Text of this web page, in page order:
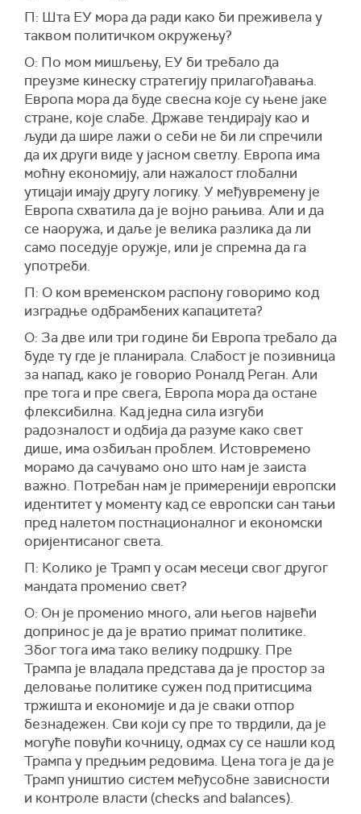
П: Шта ЕУ мора да ради како би преживела у
таквом политичком окружењу?
О: По мом мишљењу, ЕУ би требало да
преузме кинеску стратегију прилагођавања.
Европа мора да буде свесна које су њене јаке
стране, које слабе. Државе тендирају као и
људи да шире лажи о себи не би ли спречили
да их други виде у јасном светлу. Европа има
моћну економију, али нажалост глобални
утицаји имају другу логику. У међувремену је
Европа схватила да је војно рањива. Али и да
се наоружа, и даље је велика разлика да ли
само поседује оружје, или је спремна да га
употреби.
П: О ком временском распону говоримо код
изградње одбрамбених капацитета?
О: За две или три године би Европа требало да
буде ту где је планирала. Слабост је позивница
за напад, како је говорио Роналд Реган. Али
пре тога и пре свега, Европа мора да остане
флексибилна. Кад једна сила изгуби
радозналост и одбија да разуме како свет
дише, има озбиљан проблем. Истовремено
морамо да сачувамо оно што нам је заиста
важно. Потребан нам је примеренији европски
идентитет у моменту кад се европски сан тањи
пред налетом постнационалног и економски
оријентисаног света.
П: Колико је Трамп у осам месеци свог другог
мандата променио свет?
О: Он је променио много, али његов највећи
допринос је да је вратио примат политике.
Због тога има тако велику подршку. Пре
Трампа је владала представа да је простор за
деловање политике сужен под притисцима
тржишта и економије и да је сваки отпор
безнадежен. Сви који су пре то тврдили, да је
могуће повући кочницу, одмах су се нашли код
Трампа у предњим редовима. Цена тога је да је
Трамп уништио систем међусобне зависности
и контроле власти (checks and balances).